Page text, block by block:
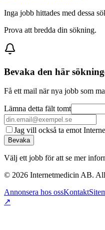
Inga jobb hittades med dessa
Prova att bredda din sökning.
Bevaka den här
Få ett mail när nya jobb som
Lämna detta fält tomt
Jag vill också ta emot
Bevaka
Välj ett jobb för att se mer
© 2026 Internetmedicin AB.
Annonsera hos ossKontakt
↗